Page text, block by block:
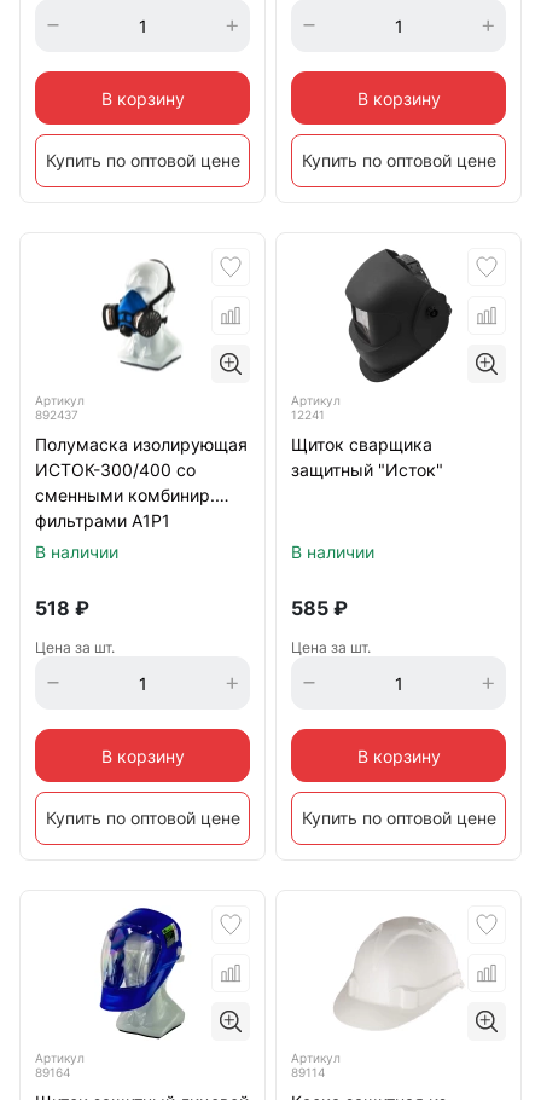
В корзину
Купить по оптовой цене
В корзину
Купить по оптовой цене
Артикул
892437
Полумаска изолирующая
ИСТОК-300/400 со
сменными комбинир.
фильтрами А1Р1
В наличии
518 ₽
Цена за шт.
В корзину
Купить по оптовой цене
Артикул
12241
Щиток сварщика
защитный "Исток"
В наличии
585 ₽
Цена за шт.
В корзину
Купить по оптовой цене
Артикул
89164
Артикул
89114